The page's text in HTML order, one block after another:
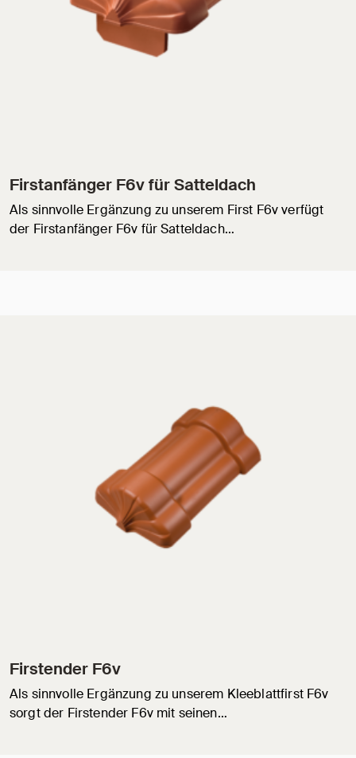
Firstanfänger F6v für Satteldach
Als sinnvolle Ergänzung zu unserem First F6v verfügt
der Firstanfänger F6v für Satteldach…
Firstender F6v
Als sinnvolle Ergänzung zu unserem Kleeblattfirst F6v
sorgt der Firstender F6v mit seinen…